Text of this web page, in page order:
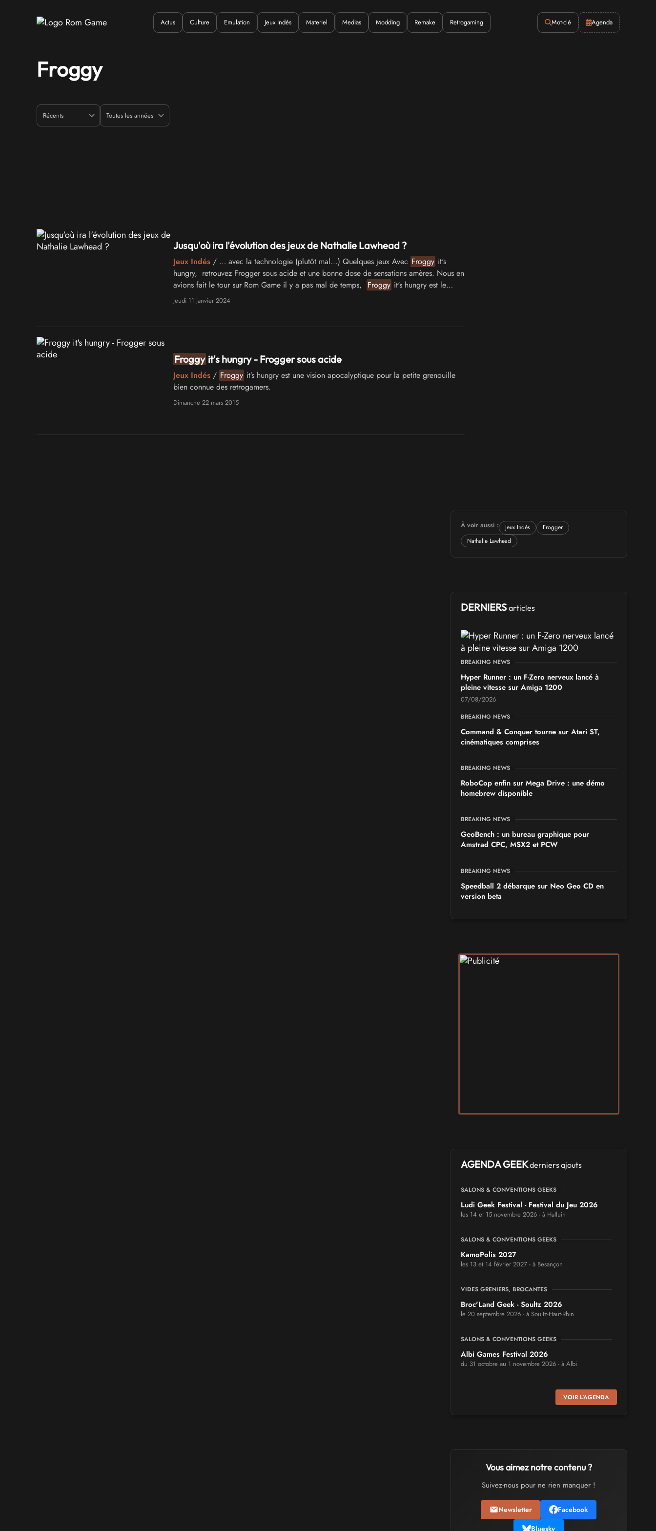
Où ? Quoi ?
Actus Culture Emulation Jeux Indés Materiel Medias Modding Remake Retrogaming Mot-clé Agenda
Froggy
Jusqu'où ira l'évolution des jeux de Nathalie Lawhead ?
Jeux Indés/ … avec la technologie (plutôt mal...) Quelques jeux Avec Froggy it's
hungry, retrouvez Frogger sous acide et une bonne dose de sensations amères. Nous en
avions fait le tour sur Rom Game il y a pas mal de temps,
Froggy it's hungry est le
remake du …
Jeudi 11 janvier 2024
Froggy it's hungry - Frogger sous acide
Jeux Indés/ Froggy it’s hungry est une vision apocalyptique pour la petite grenouille
bien connue des retrogamers.
Dimanche 22 mars 2015
À voir aussi : Jeux Indés
Frogger
Nathalie Lawhead
DERNIERSarticles
BREAKING NEWS
Hyper Runner : un F-Zero nerveux lancé à
pleine vitesse sur Amiga 1200
07/08/2026
BREAKING NEWS
Command & Conquer tourne sur Atari ST,
cinématiques comprises
BREAKING NEWS
RoboCop enfin sur Mega Drive : une démo
homebrew disponible
BREAKING NEWS
GeoBench : un bureau graphique pour
Amstrad CPC, MSX2 et PCW
BREAKING NEWS
Speedball 2 débarque sur Neo Geo CD en
version beta
AGENDA GEEKderniers ajouts
SALONS & CONVENTIONS GEEKS
Ludi Geek Festival - Festival du Jeu 2026
les 14 et 15 novembre 2026 - à Halluin
SALONS & CONVENTIONS GEEKS
KamoPolis 2027
les 13 et 14 février 2027 - à Besançon
VIDES GRENIERS, BROCANTES
Broc'Land Geek - Soultz 2026
le 20 septembre 2026 - à Soultz-Haut-Rhin
SALONS & CONVENTIONS GEEKS
Albi Games Festival 2026
du 31 octobre au 1 novembre 2026 - à Albi
SALONS & CONVENTIONS GEEKS
Virtual Calais - salon du jeu vidéo et des
loisirs numériques 2026
SALONS & CONVENTIONS GEEKS
Trolls et Légendes 2027
du 26 au 28 mars 2027 - à Mons
CULTURE JAPONAISE ET OTAKU
Mang'Azur 2027
les 24 et 25 avril 2027 - à Toulon
VOIR L'AGENDA
Vous aimez notre contenu ?
Suivez-nous pour ne rien manquer !
Newsletter
Facebook
Bluesky